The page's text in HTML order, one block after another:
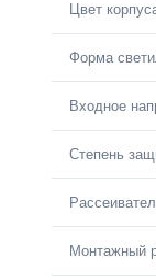
Цвет
Форма
Входное
Степень
Монтажный